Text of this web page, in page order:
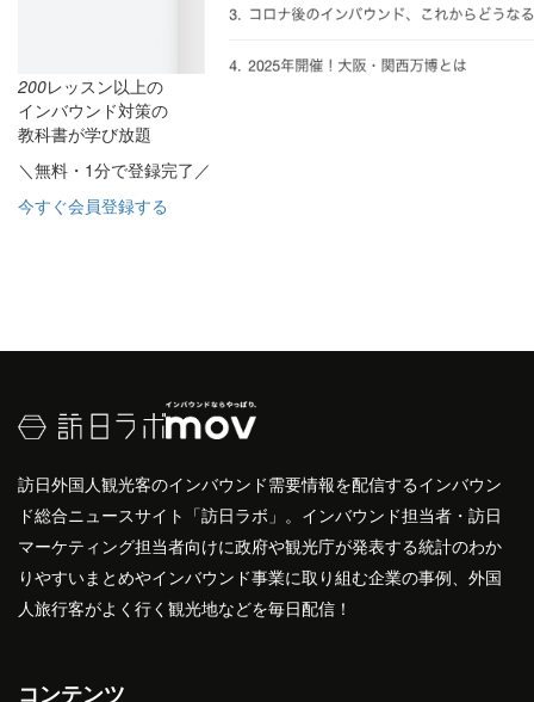
200レッスン以上の
インバウンド対策の
教科書が学び放題
＼無料・1分で登録完了／
今すぐ会員登録する
訪日外国人観光客のインバウンド需要情報を配信するインバウン
ド総合ニュースサイト「訪日ラボ」。インバウンド担当者・訪日
マーケティング担当者向けに政府や観光庁が発表する統計のわか
りやすいまとめやインバウンド事業に取り組む企業の事例、外国
人旅行客がよく行く観光地などを毎日配信！
コンテンツ